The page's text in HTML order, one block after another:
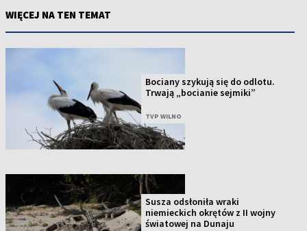
WIĘCEJ NA TEN TEMAT
Bociany szykują się do odlotu.
Trwają „bocianie sejmiki”
TVP WILNO
Susza odsłoniła wraki
niemieckich okrętów z II wojny
światowej na Dunaju